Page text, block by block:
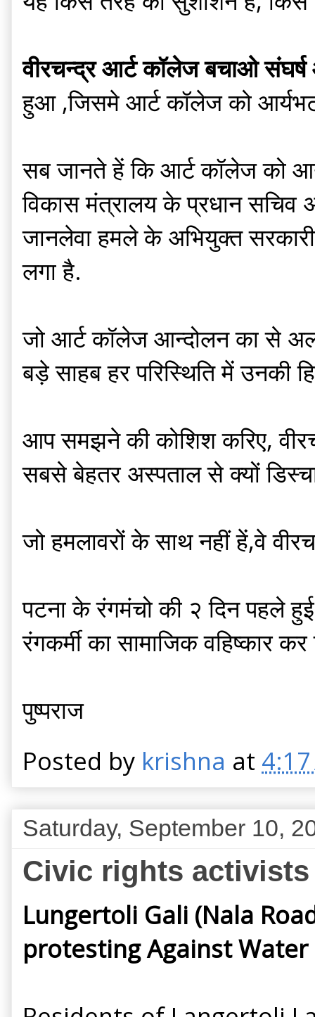
वीरचन्द्र आर्ट कॉलेज बचाओ
हुआ ,जिसमे आर्ट कॉलेज को आर्यभट
सब जानते हें कि आर्ट कॉलेज को
विकास मंत्रालय के प्रधान सचिव
जानलेवा हमले के अभियुक्त
लगा है.
जो आर्ट कॉलेज आन्दोलन का से
बड़े साहब हर परिस्थिति में उनकी
आप समझने की कोशिश करिए,
सबसे बेहतर अस्पताल से क्यों
जो हमलावरों के साथ नहीं हें,वे
पटना के रंगमंचो की २ दिन पहले
रंगकर्मी का सामाजिक वहिष्कार कर
पुष्पराज
Posted by krishna at
Saturday, September 10,
Civic rights
Lungertoli Gali (Nala
protesting Against